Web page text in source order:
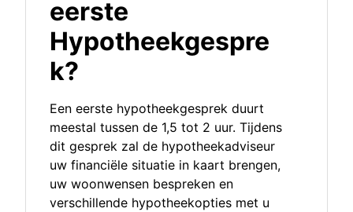
eerste
Hypotheekgespre
k?
Een eerste hypotheekgesprek duurt
meestal tussen de 1,5 tot 2 uur. Tijdens
dit gesprek zal de hypotheekadviseur
uw financiële situatie in kaart brengen,
uw woonwensen bespreken en
verschillende hypotheekopties met u